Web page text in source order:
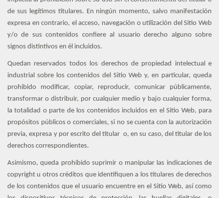
de sus legítimos titulares. En ningún momento, salvo manifestación
expresa en contrario, el acceso, navegación o utilización del Sitio Web
y/o de sus contenidos confiere al usuario derecho alguno sobre
signos distintivos en él incluidos.
Quedan reservados todos los derechos de propiedad intelectual e
industrial sobre los contenidos del Sitio Web y, en particular, queda
prohibido modificar, copiar, reproducir, comunicar públicamente,
transformar o distribuir, por cualquier medio y bajo cualquier forma,
la totalidad o parte de los contenidos incluidos en el Sitio Web, para
propósitos públicos o comerciales, si no se cuenta con la autorización
previa, expresa y por escrito del titular o, en su caso, del titular de los
derechos correspondientes.
Asimismo, queda prohibido suprimir o manipular las indicaciones de
copyright u otros créditos que identifiquen a los titulares de derechos
de los contenidos que el usuario encuentre en el Sitio Web, así como